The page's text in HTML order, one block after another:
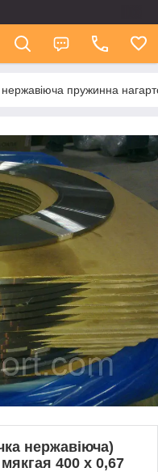
нержавіюча пружинна
нержавіюча)
400 х 0,67